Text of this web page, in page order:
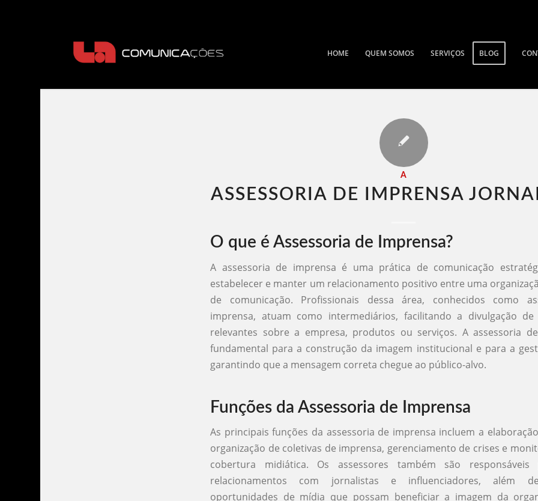
HOME QUEM SOMOS SERVIÇOS BLOG
A
ASSESSORIA DE IMPRENSA
O que é Assessoria de Imprensa?
A assessoria de imprensa é uma prática de comunicação
estabelecer e manter um relacionamento positivo entre uma
de comunicação. Profissionais dessa área, conhecidos como
imprensa, atuam como intermediários, facilitando a divulgação de
relevantes sobre a empresa, produtos ou serviços. A assessoria
fundamental para a construção da imagem institucional e para a
garantindo que a mensagem correta chegue ao público-alvo.
Funções da Assessoria de Imprensa
As principais funções da assessoria de imprensa incluem a
organização de coletivas de imprensa, gerenciamento de crises e
cobertura midiática. Os assessores também são
relacionamentos com jornalistas e influenciadores, além
oportunidades de mídia que possam beneficiar a imagem da